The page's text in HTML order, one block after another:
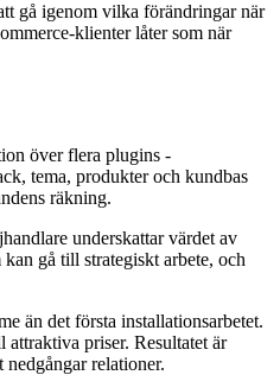
gå igenom vilka förändringar när
klienter låter som när
över flera plugins -
tema, produkter och kundbas
räkning.
underskattar värdet av
gå till strategiskt arbete, och
än det första installationsarbetet.
priser. Resultatet är
relationer.